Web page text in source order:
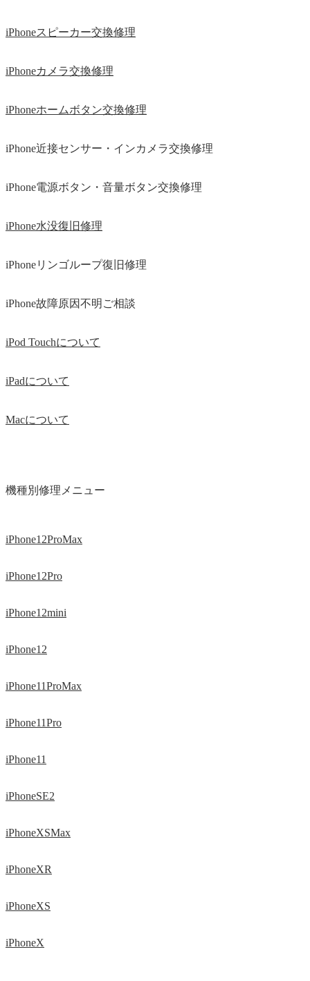
iPhoneスピーカー交換修理
iPhoneカメラ交換修理
iPhoneホームボタン交換修理
iPhone近接センサー・インカメラ交換修理
iPhone電源ボタン・音量ボタン交換修理
iPhone水没復旧修理
iPhoneリンゴループ復旧修理
iPhone故障原因不明ご相談
iPod Touchについて
iPadについて
Macについて
機種別修理メニュー
iPhone12ProMax
iPhone12Pro
iPhone12mini
iPhone12
iPhone11ProMax
iPhone11Pro
iPhone11
iPhoneSE2
iPhoneXSMax
iPhoneXR
iPhoneXS
iPhoneX